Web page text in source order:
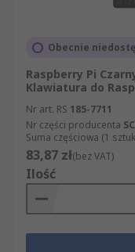
Obecnie
Raspberry Pi
Klawiatura do
Nr art. RS 185-7711
Nr części producenta
Suma częściowa (1
83,87 zł(bez VAT)
Ilość